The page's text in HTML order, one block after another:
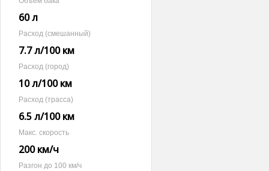
60 л
Расход (смешанный)
7.7 л/100 км
Расход (город)
10 л/100 км
Расход (трасса)
6.5 л/100 км
Макс. скорость
200 км/ч
Разгон до 100 км/ч